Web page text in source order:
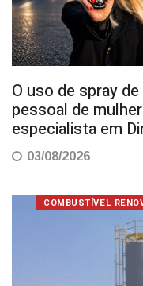
O uso de spray
pessoal de
especialista em
03/08/2026
COMBUSTÍVEL